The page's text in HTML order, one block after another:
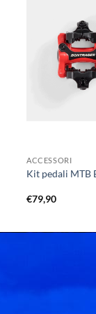
ACCESSORI
Kit pedali MTB
€79,90